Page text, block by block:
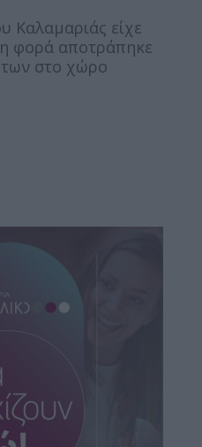
Καλαμαριάς είχε
φορά αποτράπηκε
στο χώρο